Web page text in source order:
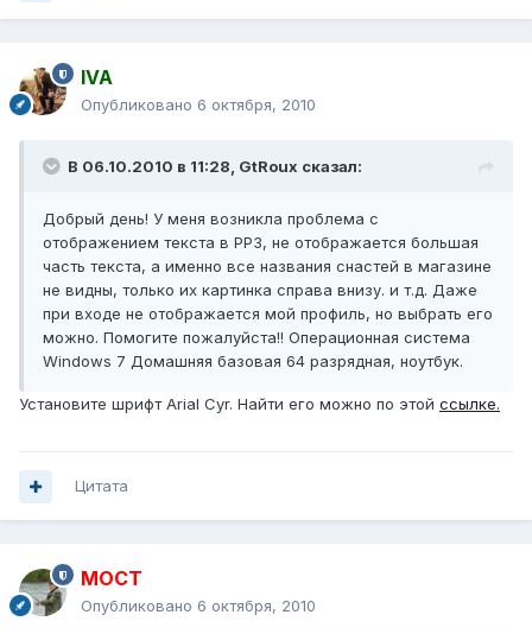
IVA
Опубликовано 6 октября, 2010
В 06.10.2010 в 11:28, GtRoux сказал:
Добрый день! У меня возникла проблема с
отображением текста в РР3, не отображается большая
часть текста, а именно все названия снастей в магазине
не видны, только их картинка справа внизу. и т.д. Даже
при входе не отображается мой профиль, но выбрать его
можно. Помогите пожалуйста!! Операционная система
Windows 7 Домашняя базовая 64 разрядная, ноутбук.
Установите шрифт Arial Cyr. Найти его можно по этой ссылке.
Цитата
MOCT
Опубликовано 6 октября, 2010